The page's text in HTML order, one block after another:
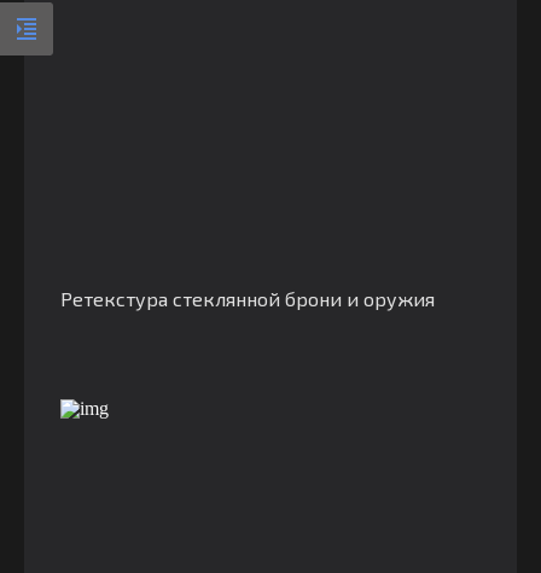
Ретекстура стеклянной брони и оружия